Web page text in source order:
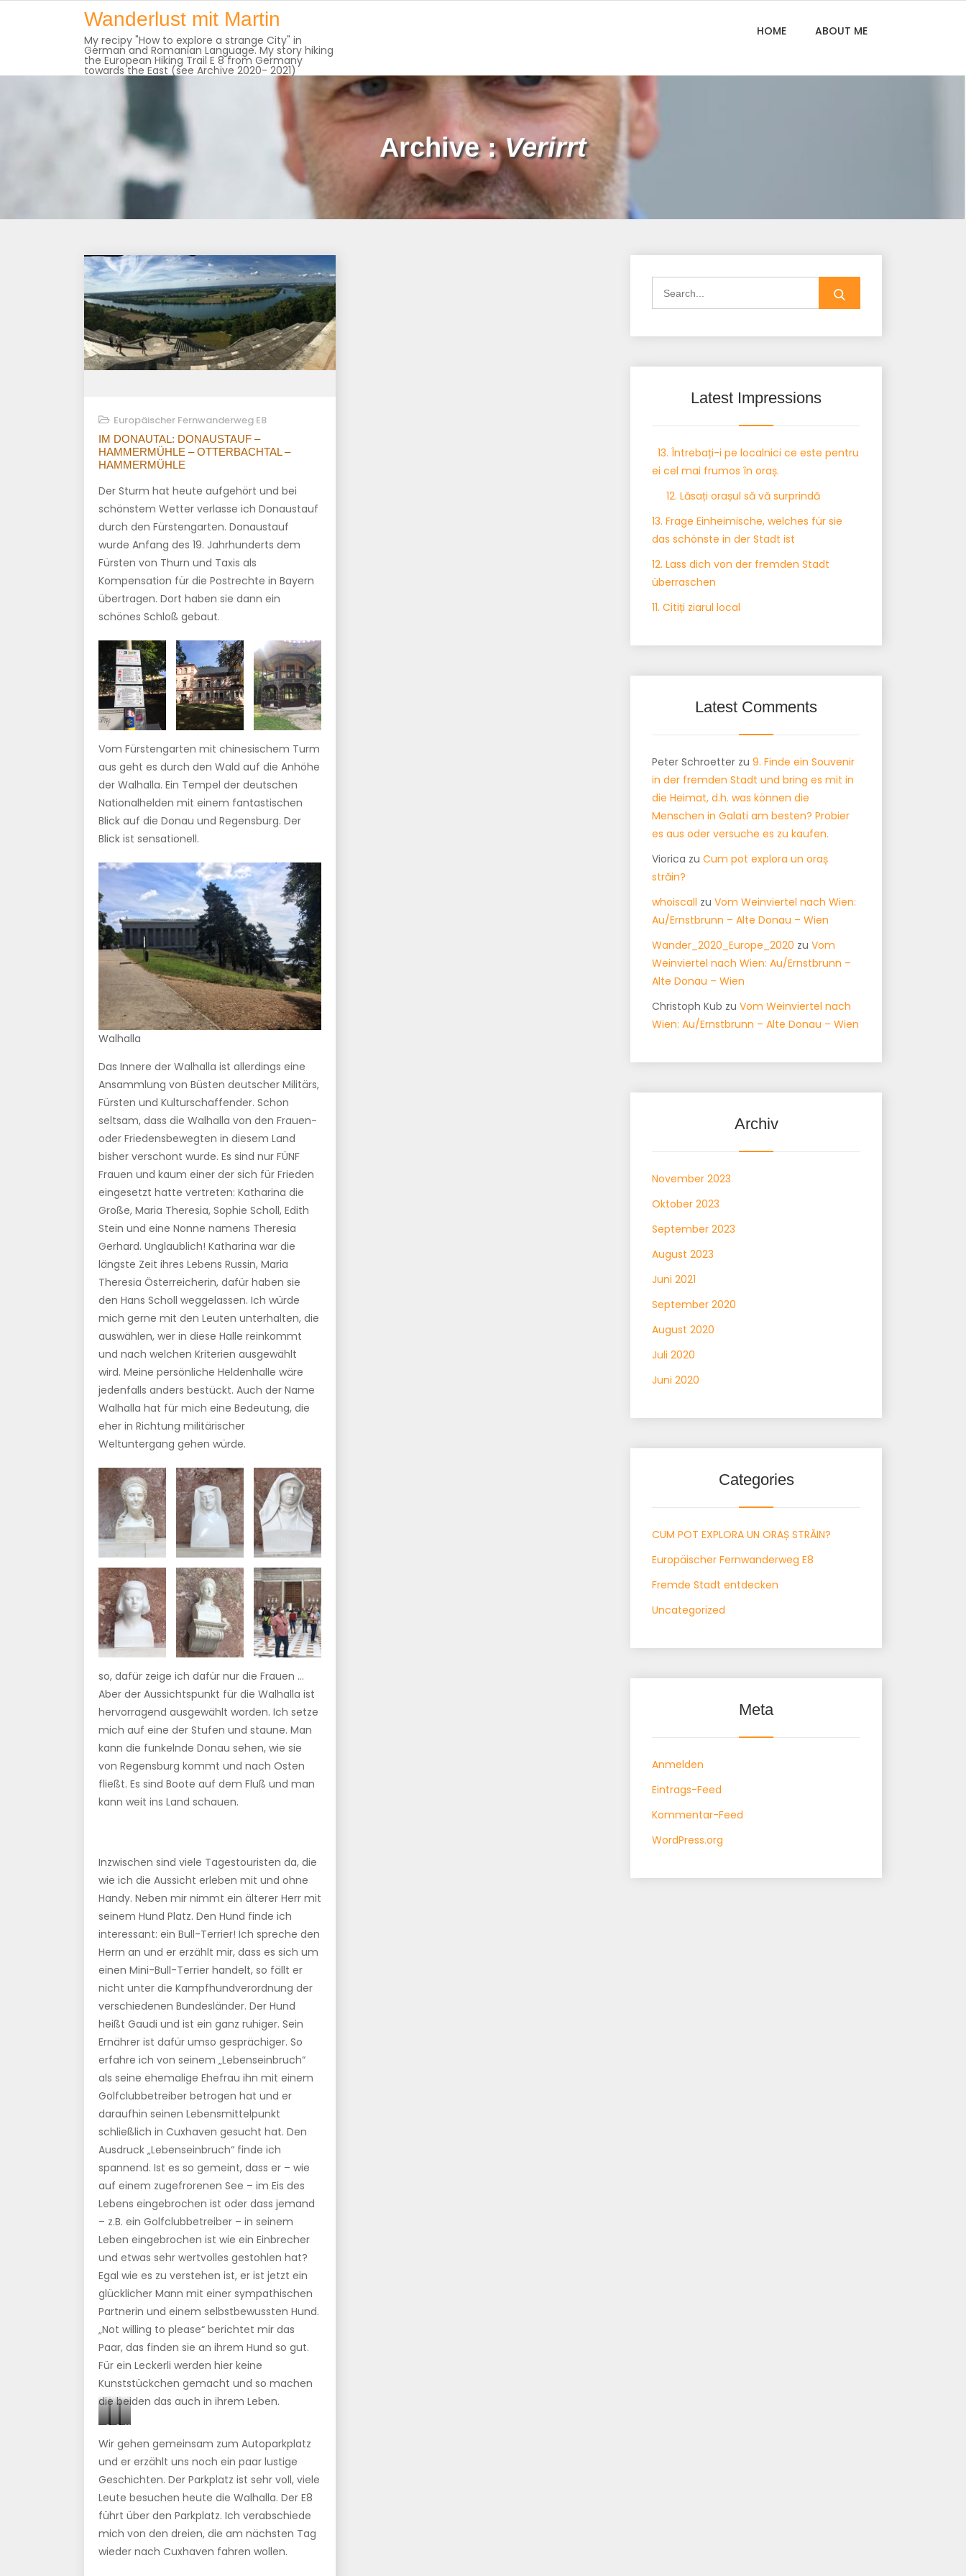
Wanderlust mit Martin
My recipy "How to explore a strange City" in
German and Romanian Language. My story hiking
the European Hiking Trail E 8 from Germany
towards the East (see Archive 2020- 2021)
HOME ABOUT ME
Archive :Verirrt
Europäischer Fernwanderweg E8
IM DONAUTAL: DONAUSTAUF –
HAMMERMÜHLE – OTTERBACHTAL –
HAMMERMÜHLE
Der Sturm hat heute aufgehört und bei
schönstem Wetter verlasse ich Donaustauf
durch den Fürstengarten. Donaustauf
wurde Anfang des 19. Jahrhunderts dem
Fürsten von Thurn und Taxis als
Kompensation für die Postrechte in Bayern
übertragen. Dort haben sie dann ein
schönes Schloß gebaut.
Vom Fürstengarten mit chinesischem Turm
aus geht es durch den Wald auf die Anhöhe
der Walhalla. Ein Tempel der deutschen
Nationalhelden mit einem fantastischen
Blick auf die Donau und Regensburg. Der
Blick ist sensationell.
Walhalla
Das Innere der Walhalla ist allerdings eine
Ansammlung von Büsten deutscher Militärs,
Fürsten und Kulturschaffender. Schon
seltsam, dass die Walhalla von den Frauen-
oder Friedensbewegten in diesem Land
bisher verschont wurde. Es sind nur FÜNF
Frauen und kaum einer der sich für Frieden
eingesetzt hatte vertreten: Katharina die
Große, Maria Theresia, Sophie Scholl, Edith
Stein und eine Nonne namens Theresia
Gerhard. Unglaublich! Katharina war die
längste Zeit ihres Lebens Russin, Maria
Theresia Österreicherin, dafür haben sie
den Hans Scholl weggelassen. Ich würde
mich gerne mit den Leuten unterhalten, die
auswählen, wer in diese Halle reinkommt
und nach welchen Kriterien ausgewählt
wird. Meine persönliche Heldenhalle wäre
jedenfalls anders bestückt. Auch der Name
Walhalla hat für mich eine Bedeutung, die
eher in Richtung militärischer
Weltuntergang gehen würde.
so, dafür zeige ich dafür nur die Frauen …
Aber der Aussichtspunkt für die Walhalla ist
hervorragend ausgewählt worden. Ich setze
mich auf eine der Stufen und staune. Man
kann die funkelnde Donau sehen, wie sie
von Regensburg kommt und nach Osten
fließt. Es sind Boote auf dem Fluß und man
kann weit ins Land schauen.
Inzwischen sind viele Tagestouristen da, die
wie ich die Aussicht erleben mit und ohne
Handy. Neben mir nimmt ein älterer Herr mit
seinem Hund Platz. Den Hund finde ich
interessant: ein Bull-Terrier! Ich spreche den
Herrn an und er erzählt mir, dass es sich um
einen Mini-Bull-Terrier handelt, so fällt er
nicht unter die Kampfhundverordnung der
verschiedenen Bundesländer. Der Hund
heißt Gaudi und ist ein ganz ruhiger. Sein
Ernährer ist dafür umso gesprächiger. So
erfahre ich von seinem „Lebenseinbruch“
als seine ehemalige Ehefrau ihn mit einem
Golfclubbetreiber betrogen hat und er
daraufhin seinen Lebensmittelpunkt
schließlich in Cuxhaven gesucht hat. Den
Ausdruck „Lebenseinbruch“ finde ich
spannend. Ist es so gemeint, dass er – wie
auf einem zugefrorenen See – im Eis des
Lebens eingebrochen ist oder dass jemand
– z.B. ein Golfclubbetreiber – in seinem
Leben eingebrochen ist wie ein Einbrecher
und etwas sehr wertvolles gestohlen hat?
Egal wie es zu verstehen ist, er ist jetzt ein
glücklicher Mann mit einer sympathischen
Partnerin und einem selbstbewussten Hund.
„Not willing to please“ berichtet mir das
Paar, das finden sie an ihrem Hund so gut.
Für ein Leckerli werden hier keine
Kunststückchen gemacht und so machen
die beiden das auch in ihrem Leben.
Gaudi
Gaudi
und
Besitzer
Walhalla
Säulengang
Wir gehen gemeinsam zum Autoparkplatz
und er erzählt uns noch ein paar lustige
Geschichten. Der Parkplatz ist sehr voll, viele
Leute besuchen heute die Walhalla. Der E8
führt über den Parkplatz. Ich verabschiede
mich von den dreien, die am nächsten Tag
wieder nach Cuxhaven fahren wollen.
Latest Impressions
13. Întrebați-i pe localnici ce este pentru
ei cel mai frumos în oraș.
12. Lăsați orașul să vă surprindă
13. Frage Einheimische, welches für sie
das schönste in der Stadt ist
12. Lass dich von der fremden Stadt
überraschen
11. Citiți ziarul local
Latest Comments
Peter Schroetter zu 9. Finde ein Souvenir
in der fremden Stadt und bring es mit in
die Heimat, d.h. was können die
Menschen in Galati am besten? Probier
es aus oder versuche es zu kaufen.
Viorica zu Cum pot explora un oraș
străin?
whoiscall zu Vom Weinviertel nach Wien:
Au/Ernstbrunn – Alte Donau – Wien
Wander_2020_Europe_2020 zu Vom
Weinviertel nach Wien: Au/Ernstbrunn –
Alte Donau – Wien
Christoph Kub zu Vom Weinviertel nach
Wien: Au/Ernstbrunn – Alte Donau – Wien
Archiv
November 2023
Oktober 2023
September 2023
August 2023
Juni 2021
September 2020
August 2020
Juli 2020
Juni 2020
Categories
CUM POT EXPLORA UN ORAȘ STRĂIN?
Europäischer Fernwanderweg E8
Fremde Stadt entdecken
Uncategorized
Meta
Anmelden
Eintrags-Feed
Kommentar-Feed
WordPress.org